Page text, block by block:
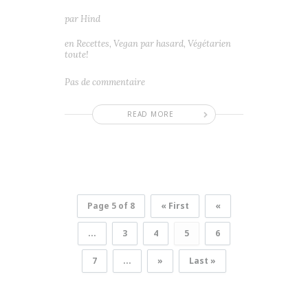
READ MORE
par Hind
en Recettes, Vegan par hasard, Végétarien
toute!
Pas de commentaire
Page 5 of 8 « First «
... 3 4 5 6
7 ... » Last »